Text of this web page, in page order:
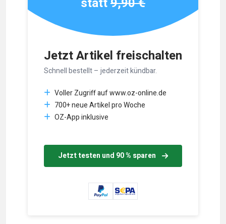
Jetzt Artikel freischalten
Schnell bestellt – jederzeit kündbar.
Voller Zugriff auf www.oz-online.de
700+ neue Artikel pro Woche
OZ-App inklusive
Jetzt testen und 90 % sparen